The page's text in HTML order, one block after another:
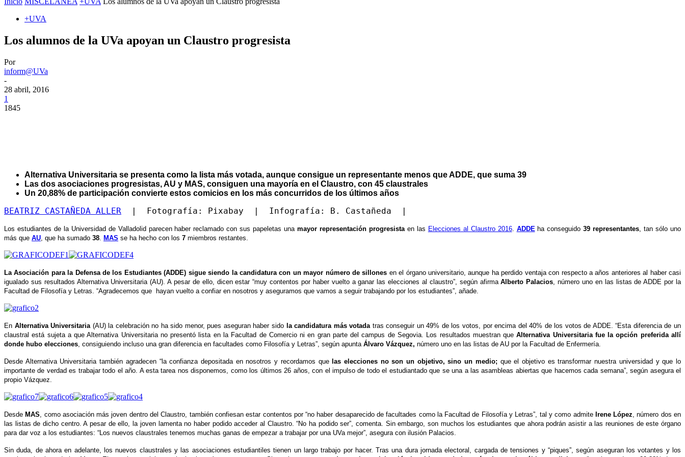
+UVA
Los alumnos de la UVa apoyan un Claustro progresista
Por
inform@UVa
-
28 abril, 2016
1
1845
Alternativa Universitaria se presenta como la lista más votada, aunque consigue un representante menos que ADDE, que suma 39
Las dos asociaciones progresistas, AU y MAS, consiguen una mayoría en el Claustro, con 45 claustrales
Un 20,88% de participación convierte estos comicios en los más concurridos de los últimos años
BEATRIZ CASTAÑEDA ALLER |  Fotografía: Pixabay  |  Infografía: B. Castañeda  |
Los estudiantes de la Universidad de Valladolid parecen haber reclamado con sus papeletas unamayor representación progresistaen las Elecciones al Claustro 2016. ADDE ha conseguido39 representantes, tan sólo uno
más que AU, que ha sumado 38. MAS se ha hecho con los 7 miembros restantes.
La Asociación para la Defensa de los Estudiantes (ADDE) sigue siendo la candidatura con un mayor número de sillones en el órgano universitario, aunque ha perdido ventaja con respecto a años anteriores al haber casi
igualado sus resultados Alternativa Universitaria (AU). A pesar de ello, dicen estar “muy contentos por haber vuelto a ganar las elecciones al claustro”, según afirmaAlberto Palacios, número uno en las listas de ADDE por la
Facultad de Filosofía y Letras. “Agradecemos que hayan vuelto a confiar en nosotros y aseguramos que vamos a seguir trabajando por los estudiantes”, añade.
En Alternativa Universitaria(AU) la celebración no ha sido menor, pues aseguran haber sido la candidatura más votadatras conseguir un 49% de los votos, por encima del 40% de los votos de ADDE. “Esta diferencia de un
claustral está sujeta a que Alternativa Universitaria no presentó lista en la Facultad de Comercio ni en gran parte del campus de Segovia. Los resultados muestran queAlternativa Universitaria fue la opción preferida allí
donde hubo elecciones, consiguiendo incluso una gran diferencia en facultades como Filosofía y Letras”, según apunta Álvaro Vázquez, número uno en las listas de AU por la Facultad de Enfermería.
Desde Alternativa Universitaria también agradecen “la confianza depositada en nosotros y recordamos que las elecciones no son un objetivo, sino un medio;que el objetivo es transformar nuestra universidad y que lo
importante de verdad es trabajar todo el año. A esta tarea nos disponemos, como los últimos 26 años, con el impulso de todo el estudiantado que se una a las asambleas abiertas que hacemos cada semana”, según asegura el
propio Vázquez.
Desde MAS, como asociación más joven dentro del Claustro, también confiesan estar contentos por “no haber desaparecido de facultades como la Facultad de Filosofía y Letras”, tal y como admite Irene López, número dos en
las listas de dicho centro. A pesar de ello, la joven lamenta no haber podido acceder al Claustro. “No ha podido ser”, comenta. Sin embargo, son muchos los estudiantes que ahora podrán asistir a las reuniones de este órgano
para dar voz a los estudiantes: “Los nuevos claustrales tenemos muchas ganas de empezar a trabajar por una UVa mejor”, asegura con ilusión Palacios.
Sin duda, de ahora en adelante, los nuevos claustrales y las asociaciones estudiantiles tienen un largo trabajo por hacer. Tras una dura jornada electoral, cargada de tensiones y “piques”, según aseguran los votantes y los